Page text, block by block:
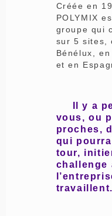
Créée en
POLYMIX
groupe qui
sur 5 sites,
Bénélux,
et en
Il y a
vous, ou
proches,
qui
tour,
challenge